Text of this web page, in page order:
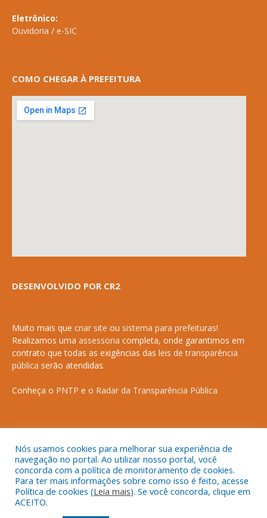
Eletrônico:
Ouvidoria / e-SIC
COMO CHEGAR À PREFEITURA
DESENVOLVIDO POR CR2
Muito mais que criar site ou sistema para prefeituras!
Realizamos uma assessoria completa, onde garantimos em
contrato que todas as exigências das leis de transparência
pública serão atendidas.
Conheça o PNTP e o Radar da Transparência Pública
Todos os direitos reservados a Prefeitura Municipal de Anapurus.
Mapa do Site
Acessar o Webmail
Nós usamos cookies para melhorar sua experiência de
navegação no portal. Ao utilizar nosso portal, você
concorda com a política de monitoramento de cookies.
Para ter mais informações sobre como isso é feito, acesse
Política de cookies (Leia mais). Se você concorda, clique em
ACEITO.